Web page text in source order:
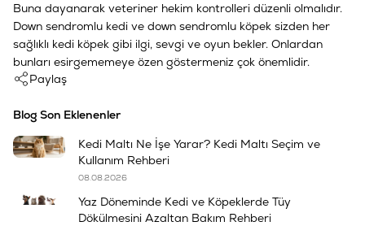
Buna dayanarak veteriner hekim kontrolleri düzenli olmalıdır.
Down sendromlu kedi ve down sendromlu köpek sizden her
sağlıklı kedi köpek gibi ilgi, sevgi ve oyun bekler. Onlardan
bunları esirgememeye özen göstermeniz çok önemlidir.
Paylaş
Blog Son Eklenenler
Kedi Maltı Ne İşe Yarar? Kedi Maltı Seçim ve
Kullanım Rehberi
08.08.2026
Yaz Döneminde Kedi ve Köpeklerde Tüy
Dökülmesini Azaltan Bakım Rehberi